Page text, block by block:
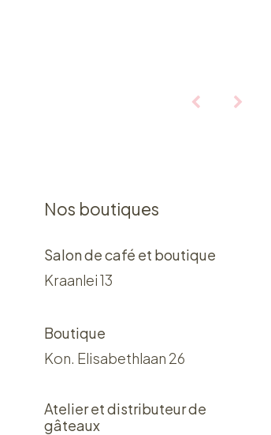
Nos boutiques
Salon de café et boutique
Kraanlei 13
Boutique
Kon. Elisabethlaan 26
Atelier et distributeur de
gâteaux